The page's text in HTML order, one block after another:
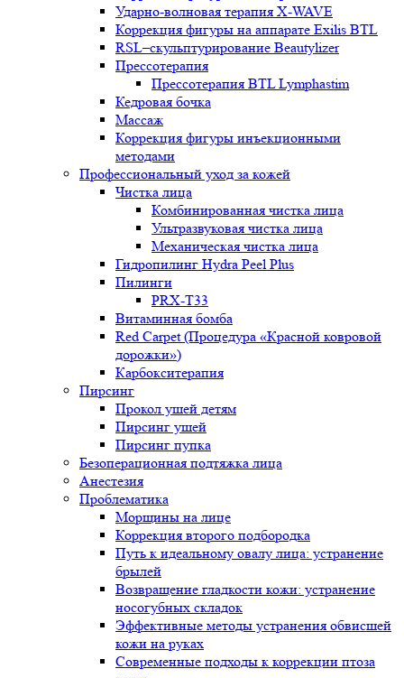
Ударно-волновая терапия X-WAVE
Коррекция фигуры на аппарате Exilis BTL
RSL–скульптурирование Beautylizer
Прессотерапия
Прессотерапия BTL Lymphastim
Кедровая бочка
Массаж
Коррекция фигуры инъекционными
методами
Профессиональный уход за кожей
Чистка лица
Комбинированная чистка лица
Ультразвуковая чистка лица
Механическая чистка лица
Гидропилинг Hydra Peel Plus
Пилинги
PRX-T33
Витаминная бомба
Red Carpet (Процедура «Красной ковровой
дорожки»)
Карбокситерапия
Пирсинг
Прокол ушей детям
Пирсинг ушей
Пирсинг пупка
Безоперационная подтяжка лица
Анестезия
Проблематика
Морщины на лице
Коррекция второго подбородка
Путь к идеальному овалу лица: устранение
брылей
Возвращение гладкости кожи: устранение
носогубных складок
Эффективные методы устранения обвисшей
кожи на руках
Современные подходы к коррекции птоза